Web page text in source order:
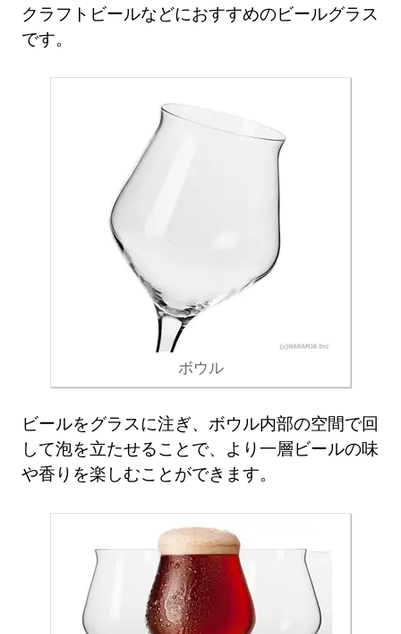
クラフトビールなどにおすすめのビールグラス
です。
ボウル
ビールをグラスに注ぎ、ボウル内部の空間で回
して泡を立たせることで、より一層ビールの味
や香りを楽しむことができます。